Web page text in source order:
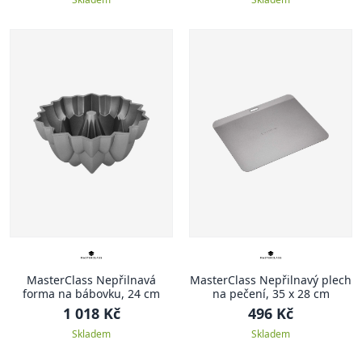
MasterClass Nepřilnavá
forma na bábovku, 24 cm
1 018 Kč
Skladem
MasterClass Nepřilnavý plech
na pečení, 35 x 28 cm
496 Kč
Skladem